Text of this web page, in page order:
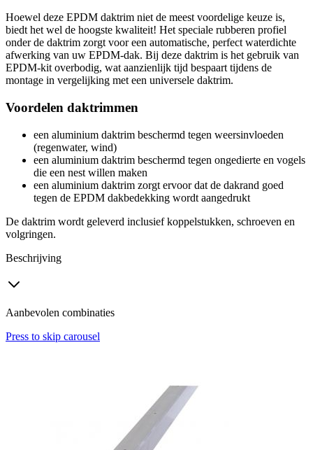
Hoewel deze EPDM daktrim niet de meest voordelige keuze is,
biedt het wel de hoogste kwaliteit! Het speciale rubberen profiel
onder de daktrim zorgt voor een automatische, perfect waterdichte
afwerking van uw EPDM-dak. Bij deze daktrim is het gebruik van
EPDM-kit overbodig, wat aanzienlijk tijd bespaart tijdens de
montage in vergelijking met een universele daktrim.
Voordelen daktrimmen
een aluminium daktrim beschermd tegen weersinvloeden
(regenwater, wind)
een aluminium daktrim beschermd tegen ongedierte en vogels
die een nest willen maken
een aluminium daktrim zorgt ervoor dat de dakrand goed
tegen de EPDM dakbedekking wordt aangedrukt
De daktrim wordt geleverd inclusief koppelstukken, schroeven en
volgringen.
Beschrijving
Aanbevolen combinaties
Press to skip carousel